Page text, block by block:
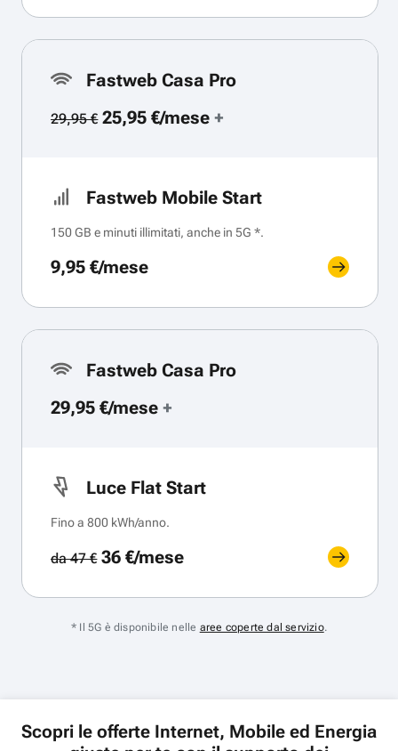
Fastweb Casa Pro
29,95 €25,95 €/mese+
Fastweb Mobile Start
150 GB e minuti illimitati, anche in 5G *.
9,95 €/mese
Fastweb Casa Pro
29,95 €/mese +
Luce Flat Start
Fino a 800 kWh/anno.
da 47 €36 €/mese
* Il 5G è disponibile nelle aree coperte dal servizio.
Scopri le offerte Internet, Mobile ed Energia